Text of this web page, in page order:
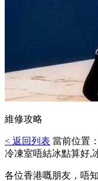
維修攻略
< 返回列表 當前位置：
冷凍室唔結冰點算好,
各位香港嘅朋友，唔